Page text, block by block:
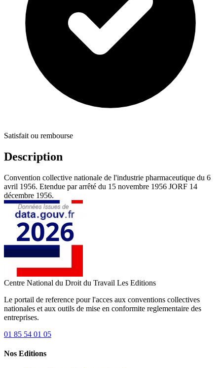
Satisfait ou rembourse
Description
Convention collective nationale de l'industrie pharmaceutique du 6
avril 1956. Etendue par arrêté du 15 novembre 1956 JORF 14
décembre 1956.
Centre National du Droit du Travail Les Editions
Le portail de reference pour l'acces aux conventions collectives
nationales et aux outils de mise en conformite reglementaire des
entreprises.
01 85 54 01 05
Nos Editions